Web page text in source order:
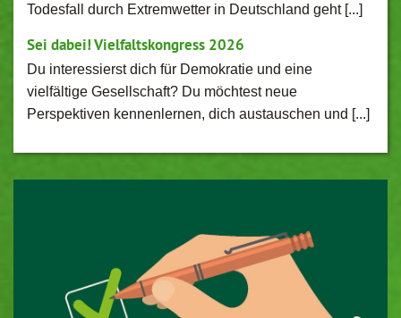
Todesfall durch Extremwetter in Deutschland geht [...]
Sei dabei! Vielfaltskongress 2026
Du interessierst dich für Demokratie und eine
vielfältige Gesellschaft? Du möchtest neue
Perspektiven kennenlernen, dich austauschen und [...]